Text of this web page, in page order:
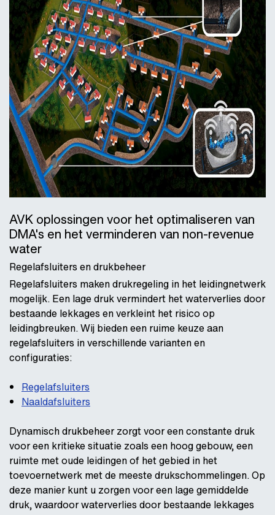
AVK oplossingen voor het optimaliseren van
DMA's en het verminderen van non-revenue
water
Regelafsluiters en drukbeheer
Regelafsluiters maken drukregeling in het leidingnetwerk
mogelijk. Een lage druk vermindert het waterverlies door
bestaande lekkages en verkleint het risico op
leidingbreuken. Wij bieden een ruime keuze aan
regelafsluiters in verschillende varianten en
configuraties:
Regelafsluiters
Naaldafsluiters
Dynamisch drukbeheer zorgt voor een constante druk
voor een kritieke situatie zoals een hoog gebouw, een
ruimte met oude leidingen of het gebied in het
toevoernetwerk met de meeste drukschommelingen. Op
deze manier kunt u zorgen voor een lage gemiddelde
druk, waardoor waterverlies door bestaande lekkages